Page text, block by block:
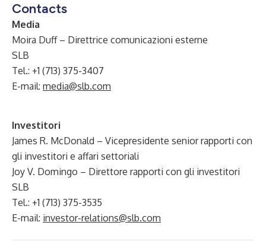
Contacts
Media
Moira Duff – Direttrice comunicazioni esterne
SLB
Tel.: +1 (713) 375-3407
E-mail: media@slb.com
Investitori
James R. McDonald – Vicepresidente senior rapporti con
gli investitori e affari settoriali
Joy V. Domingo – Direttore rapporti con gli investitori
SLB
Tel.: +1 (713) 375-3535
E-mail: investor-relations@slb.com